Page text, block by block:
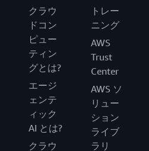
クラウ
ドコン
ピュー
ティン
グとは?
エージ
ェンテ
ィック
AI とは?
クラウ
トレー
ニング
AWS
Trust
Center
AWS ソ
リュー
ション
ライブ
ラリ